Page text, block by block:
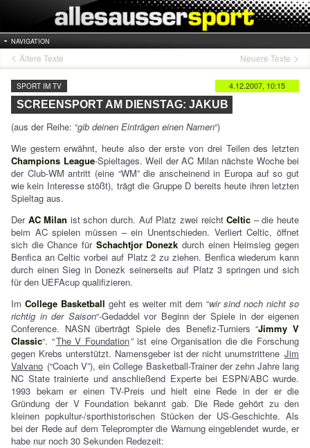
NAVIGATION
Ältere Texte Neuere Texte
4.12.2007, 10:15
SPORT IM TV
SCREENSPORT AM DIENSTAG: JAKUB
(aus der Reihe: “gib deinen Einträgen einen Namen“)
Wie gestern erwähnt, heute also der erste von drei Teilen des letzten
Champions League-Spieltages. Weil der AC Milan nächste Woche bei
der Club-WM antritt (eine “WM” die anscheinend in Europa auf so gut
wie kein Interesse stößt), trägt die Gruppe D bereits heute ihren letzten
Spieltag aus.
Der AC Milan ist schon durch. Auf Platz zwei reichtCeltic – die heute
beim AC spielen müssen – ein Unentschieden. Verliert Celtic, öffnet
sich die Chance für Schachtjor Donezk durch einen Heimsieg gegen
Benfica an Celtic vorbei auf Platz 2 zu ziehen. Benfica wiederum kann
durch einen Sieg in Donezk seinerseits auf Platz 3 springen und sich
für den UEFAcup qualifizieren.
Im College Basketball geht es weiter mit dem “wir sind noch nicht so
richtig in der Saison“-Gedaddel vor Beginn der Spiele in der eigenen
Conference. NASN überträgt Spiele des Benefiz-Turniers “Jimmy V
Classic“. “The V Foundation” ist eine Organisation die die Forschung
gegen Krebs unterstützt. Namensgeber ist der nicht unumstrittene Jim
Valvano (“Coach V”), ein College Basketball-Trainer der zehn Jahre lang
NC State trainierte und anschließend Experte bei ESPN/ABC wurde.
1993 bekam er einen TV-Preis und hielt eine Rede in der er die
Gründung der V Foundation bekannt gab. Die Rede gehört zu den
kleinen popkultur-/sporthistorischen Stücken der US-Geschichte. Als
bei der Rede auf dem Teleprompter die Warnung eingeblendet wurde, er
habe nur noch 30 Sekunden Redezeit: